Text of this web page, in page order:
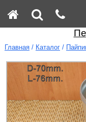
Главная/ Каталог/